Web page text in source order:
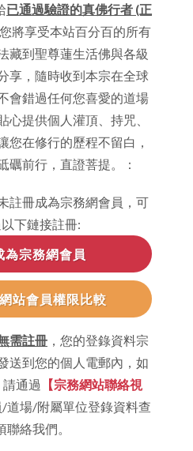
已通過驗證的真佛行者 (正
將享受本站百分百的所有
藏到聖尊蓮生活佛與各級
享，隨時收到本宗在全球
會錯過任何您喜愛的道場
心提供個人灌頂、持咒、
您在修行的歷程不留白，
礪前行，直證菩提。：
註冊成為宗務網會員，可
下鏈接註冊:
為宗務網會員
站會員權限比較
需註冊 ，您的登錄資料宗
送到您的個人電郵內，如
通過
【宗務網站聯絡視
道場/附屬單位登錄資料查
聯絡我們。